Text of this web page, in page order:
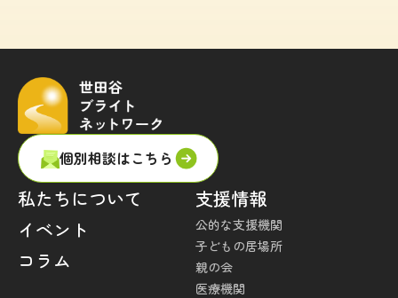
個別相談はこちら
私たちについて
イベント
コラム
支援情報
公的な支援機関
子どもの居場所
親の会
医療機関